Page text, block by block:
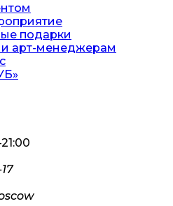
подарки
арт-менеджерам